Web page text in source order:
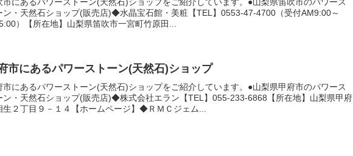
ン・天然石ショップ(販売店)◆水晶宝石館・美粧【TEL】0553-47-4700（受付AM9:00～
）【所在地】山梨県笛吹市一宮町竹原田...
市にあるパワーストーン(天然石)ショップ
市にあるパワーストーン(天然石)ショップをご紹介しています。●山梨県甲府市のパワース
ン・天然石ショップ(販売店)◆株式会社エラン【TEL】055-233-6868【所在地】山梨県甲府
生２丁目９－１４【ホームページ】◆ＲＭＣジェム...